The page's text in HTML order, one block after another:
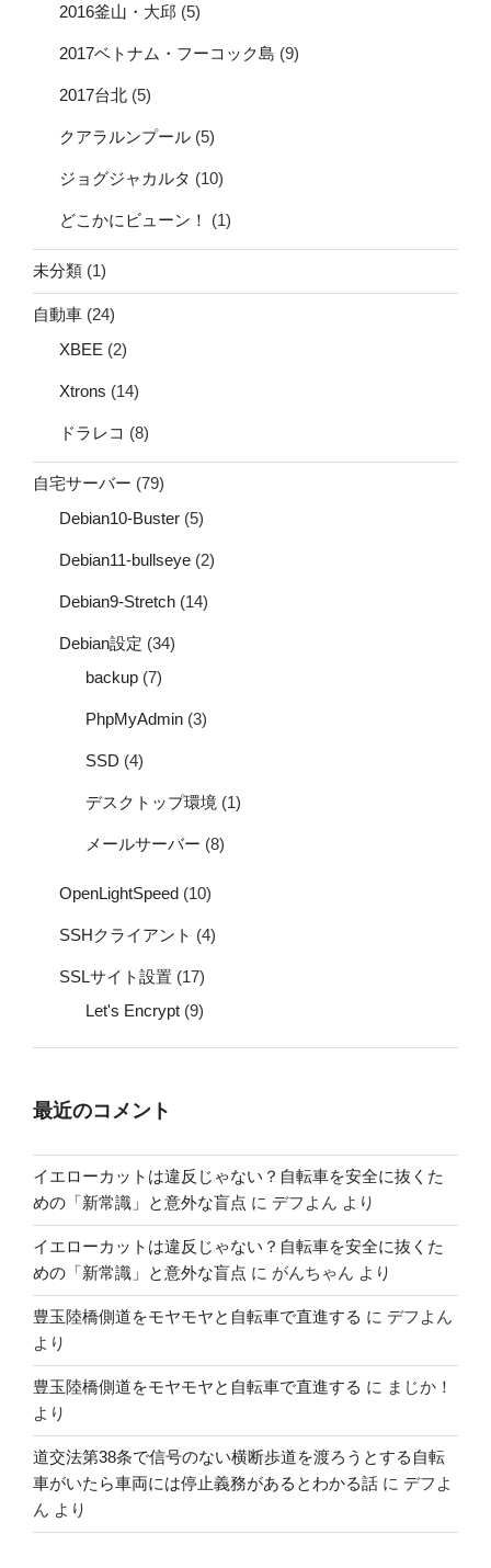
2016釜山・大邱 (5)
2017ベトナム・フーコック島 (9)
2017台北 (5)
クアラルンプール (5)
ジョグジャカルタ (10)
どこかにビューン！ (1)
未分類 (1)
自動車 (24)
XBEE (2)
Xtrons (14)
ドラレコ (8)
自宅サーバー (79)
Debian10-Buster (5)
Debian11-bullseye (2)
Debian9-Stretch (14)
Debian設定 (34)
backup (7)
PhpMyAdmin (3)
SSD (4)
デスクトップ環境 (1)
メールサーバー (8)
OpenLightSpeed (10)
SSHクライアント (4)
SSLサイト設置 (17)
Let's Encrypt (9)
最近のコメント
イエローカットは違反じゃない？自転車を安全に抜くた
めの「新常識」と意外な盲点 に デフよん より
イエローカットは違反じゃない？自転車を安全に抜くた
めの「新常識」と意外な盲点 に がんちゃん より
豊玉陸橋側道をモヤモヤと自転車で直進する に デフよん
より
豊玉陸橋側道をモヤモヤと自転車で直進する に まじか！
より
道交法第38条で信号のない横断歩道を渡ろうとする自転
車がいたら車両には停止義務があるとわかる話 に デフよ
ん より